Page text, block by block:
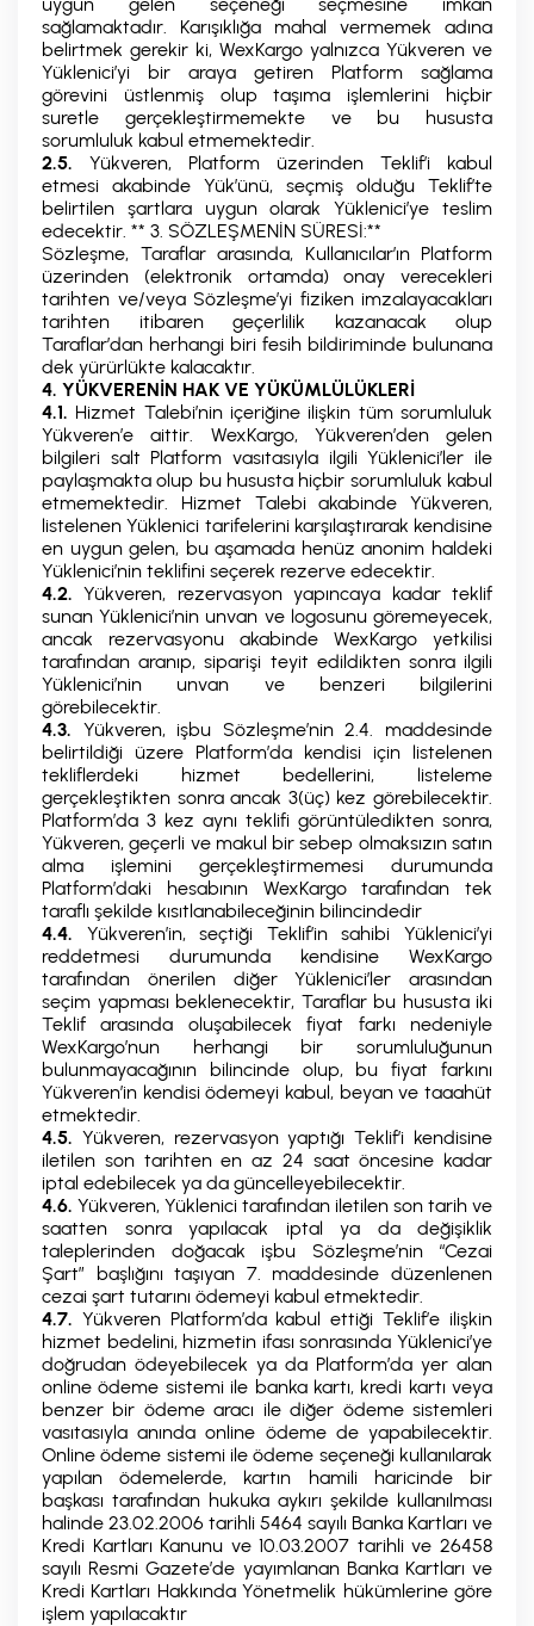
sağlamaktadır. Karışıklığa mahal vermemek adına
belirtmek gerekir ki, WexKargo yalnızca Yükveren ve
Yüklenici’yi bir araya getiren Platform sağlama
görevini üstlenmiş olup taşıma işlemlerini hiçbir
suretle gerçekleştirmemekte ve bu hususta
sorumluluk kabul etmemektedir.
2.5. Yükveren, Platform üzerinden Teklif’i kabul
etmesi akabinde Yük’ünü, seçmiş olduğu Teklif’te
belirtilen şartlara uygun olarak Yüklenici’ye teslim
edecektir. ** 3. SÖZLEŞMENİN SÜRESİ:**
Sözleşme, Taraflar arasında, Kullanıcılar’ın Platform
üzerinden (elektronik ortamda) onay verecekleri
tarihten ve/veya Sözleşme’yi fiziken imzalayacakları
tarihten itibaren geçerlilik kazanacak olup
Taraflar’dan herhangi biri fesih bildiriminde bulunana
dek yürürlükte kalacaktır.
4. YÜKVERENİN HAK VE YÜKÜMLÜLÜKLERİ
4.1. Hizmet Talebi’nin içeriğine ilişkin tüm sorumluluk
Yükveren’e aittir. WexKargo, Yükveren’den gelen
bilgileri salt Platform vasıtasıyla ilgili Yüklenici’ler ile
paylaşmakta olup bu hususta hiçbir sorumluluk kabul
etmemektedir. Hizmet Talebi akabinde Yükveren,
listelenen Yüklenici tarifelerini karşılaştırarak kendisine
en uygun gelen, bu aşamada henüz anonim haldeki
Yüklenici’nin teklifini seçerek rezerve edecektir.
4.2. Yükveren, rezervasyon yapıncaya kadar teklif
sunan Yüklenici’nin unvan ve logosunu göremeyecek,
ancak rezervasyonu akabinde WexKargo yetkilisi
tarafından aranıp, siparişi teyit edildikten sonra ilgili
Yüklenici’nin unvan ve benzeri bilgilerini
görebilecektir.
4.3. Yükveren, işbu Sözleşme’nin 2.4. maddesinde
belirtildiği üzere Platform’da kendisi için listelenen
tekliflerdeki hizmet bedellerini, listeleme
gerçekleştikten sonra ancak 3(üç) kez görebilecektir.
Platform’da 3 kez aynı teklifi görüntüledikten sonra,
Yükveren, geçerli ve makul bir sebep olmaksızın satın
alma işlemini gerçekleştirmemesi durumunda
Platform’daki hesabının WexKargo tarafından tek
taraflı şekilde kısıtlanabileceğinin bilincindedir
4.4. Yükveren’in, seçtiği Teklif’in sahibi Yüklenici’yi
reddetmesi durumunda kendisine WexKargo
tarafından önerilen diğer Yüklenici’ler arasından
seçim yapması beklenecektir, Taraflar bu hususta iki
Teklif arasında oluşabilecek fiyat farkı nedeniyle
WexKargo’nun herhangi bir sorumluluğunun
bulunmayacağının bilincinde olup, bu fiyat farkını
Yükveren’in kendisi ödemeyi kabul, beyan ve taaahüt
etmektedir.
4.5. Yükveren, rezervasyon yaptığı Teklif’i kendisine
iletilen son tarihten en az 24 saat öncesine kadar
iptal edebilecek ya da güncelleyebilecektir.
4.6. Yükveren, Yüklenici tarafından iletilen son tarih ve
saatten sonra yapılacak iptal ya da değişiklik
taleplerinden doğacak işbu Sözleşme’nin “Cezai
Şart” başlığını taşıyan 7. maddesinde düzenlenen
cezai şart tutarını ödemeyi kabul etmektedir.
4.7. Yükveren Platform’da kabul ettiği Teklif’e ilişkin
hizmet bedelini, hizmetin ifası sonrasında Yüklenici’ye
doğrudan ödeyebilecek ya da Platform’da yer alan
online ödeme sistemi ile banka kartı, kredi kartı veya
benzer bir ödeme aracı ile diğer ödeme sistemleri
vasıtasıyla anında online ödeme de yapabilecektir.
Online ödeme sistemi ile ödeme seçeneği kullanılarak
yapılan ödemelerde, kartın hamili haricinde bir
başkası tarafından hukuka aykırı şekilde kullanılması
halinde 23.02.2006 tarihli 5464 sayılı Banka Kartları ve
Kredi Kartları Kanunu ve 10.03.2007 tarihli ve 26458
sayılı Resmi Gazete’de yayımlanan Banka Kartları ve
Kredi Kartları Hakkında Yönetmelik hükümlerine göre
işlem yapılacaktır